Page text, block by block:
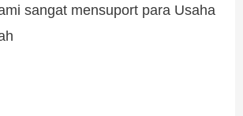
sangat mensuport para Usaha